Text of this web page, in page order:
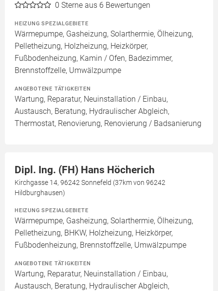
0 Sterne aus 6 Bewertungen
HEIZUNG SPEZIALGEBIETE
Wärmepumpe, Gasheizung, Solarthermie, Ölheizung,
Pelletheizung, Holzheizung, Heizkörper,
Fußbodenheizung, Kamin / Ofen, Badezimmer,
Brennstoffzelle, Umwälzpumpe
ANGEBOTENE TÄTIGKEITEN
Wartung, Reparatur, Neuinstallation / Einbau,
Austausch, Beratung, Hydraulischer Abgleich,
Thermostat, Renovierung, Renovierung / Badsanierung
Dipl. Ing. (FH) Hans Höcherich
Kirchgasse 14, 96242 Sonnefeld (37km von 96242
Hildburghausen)
HEIZUNG SPEZIALGEBIETE
Wärmepumpe, Gasheizung, Solarthermie, Ölheizung,
Pelletheizung, BHKW, Holzheizung, Heizkörper,
Fußbodenheizung, Brennstoffzelle, Umwälzpumpe
ANGEBOTENE TÄTIGKEITEN
Wartung, Reparatur, Neuinstallation / Einbau,
Austausch, Beratung, Hydraulischer Abgleich,